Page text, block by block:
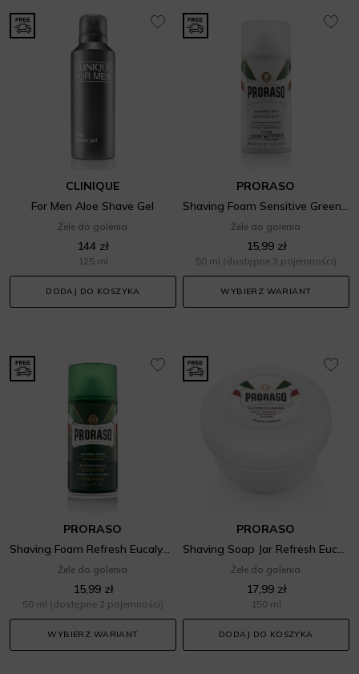
CLINIQUE
For Men Aloe Shave Gel
Żele do golenia
144 zł
125 ml
DODAJ DO KOSZYKA
PRORASO
Shaving Foam Sensitive Green Tea
Żele do golenia
15,99 zł
50 ml (dostępne 3 pojemności)
WYBIERZ WARIANT
PRORASO
Shaving Foam Refresh Eucalyptus
Żele do golenia
15,99 zł
50 ml (dostępne 2 pojemności)
WYBIERZ WARIANT
PRORASO
Shaving Soap Jar Refresh Eucalyptus
Żele do golenia
17,99 zł
150 ml
DODAJ DO KOSZYKA